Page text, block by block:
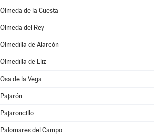
Olmeda de la Cuesta
Olmeda del Rey
Olmedilla de Alarcón
Olmedilla de Eliz
Osa de la Vega
Pajarón
Pajaroncillo
Palomares del Campo